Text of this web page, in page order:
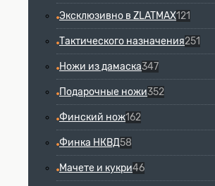
Эксклюзивно в ZLATMAX121
Тактического назначения251
Ножи из дамаска347
Подарочные ножи352
Финский нож162
Финка НКВД58
Мачете и кукри46